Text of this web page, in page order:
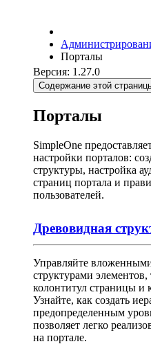
Порталы
Версия: 1.27.0
Содержание этой
Порталы
SimpleOne
настройки порталов:
структуры, настройка
страниц портала и
пользователей.
Древовидная
Управляйте
структурами
колонтитул страницы и
Узнайте, как создать
предопределенным
позволяет легко
на портале.